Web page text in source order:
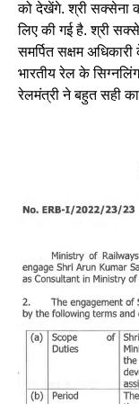
को देखेंगे. श्री सक्सेना
लिए की गई है. श्री
समर्पित सक्षम
भारतीय रेल के
रेलमंत्री ने बहुत सही